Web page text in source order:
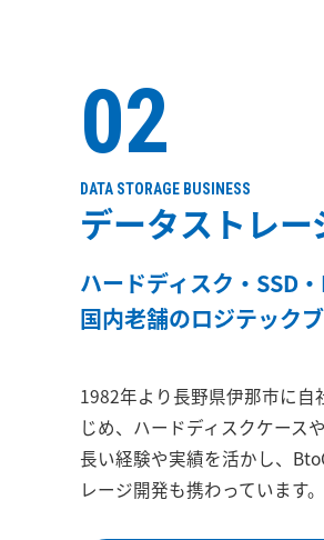
02
DATA STORAGE BUSINESS
データストレー
ハードディスク・SSD
国内老舗のロジテック
1982年より長野県伊那市に
じめ、ハードディスクケース
長い経験や実績を活かし、
レージ開発も携わっています。